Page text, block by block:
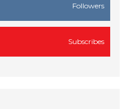
Followers
Subscribes